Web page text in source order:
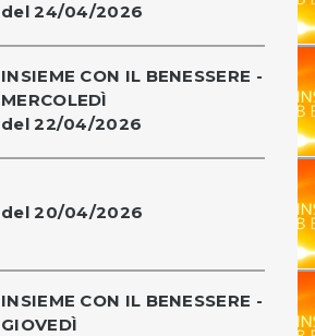
del 24/04/2026
INSIEME CON IL BENESSERE -
MERCOLEDÌ
del 22/04/2026
del 20/04/2026
INSIEME CON IL BENESSERE -
GIOVEDÌ